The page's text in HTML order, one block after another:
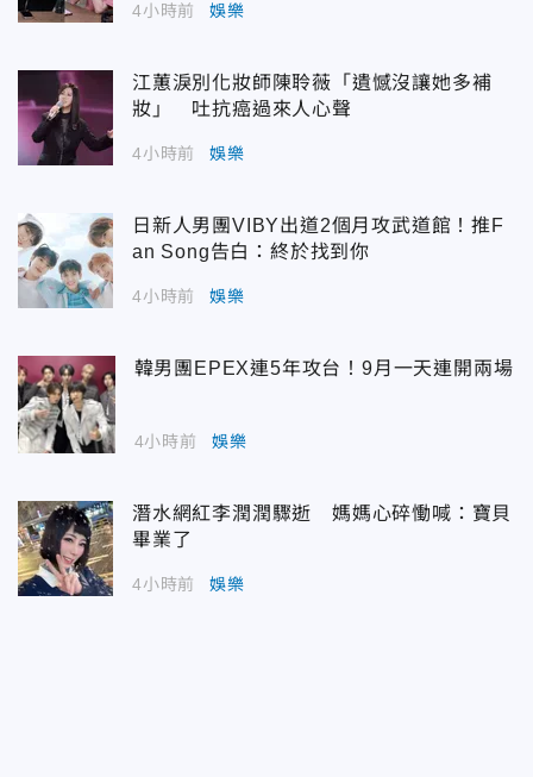
4小時前 娛樂
江蕙淚別化妝師陳聆薇「遺憾沒讓她多補
妝」 吐抗癌過來人心聲
4小時前 娛樂
日新人男團VIBY出道2個月攻武道館！推F
an Song告白：終於找到你
4小時前 娛樂
韓男團EPEX連5年攻台！9月一天連開兩場
4小時前 娛樂
潛水網紅李潤潤驟逝 媽媽心碎慟喊：寶貝
畢業了
4小時前 娛樂